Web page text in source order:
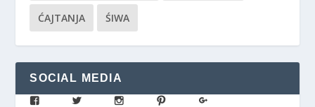
ĆAJTANJA ŚIWA
SOCIAL MEDIA